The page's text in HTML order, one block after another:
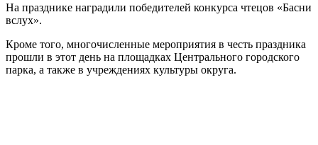
На празднике наградили победителей конкурса чтецов «Басни
вслух».
Кроме того, многочисленные мероприятия в честь праздника
прошли в этот день на площадках Центрального городского
парка, а также в учреждениях культуры округа.